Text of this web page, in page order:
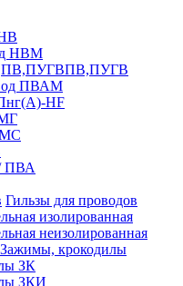
НВМ
ПВ,ПУГВПВ,ПУГВ
ПВАМ
HF
МС
ПВА
Гильзы для проводов
изолированная
неизолированная
Зажимы, крокодилы
ЗК
ЗКИ